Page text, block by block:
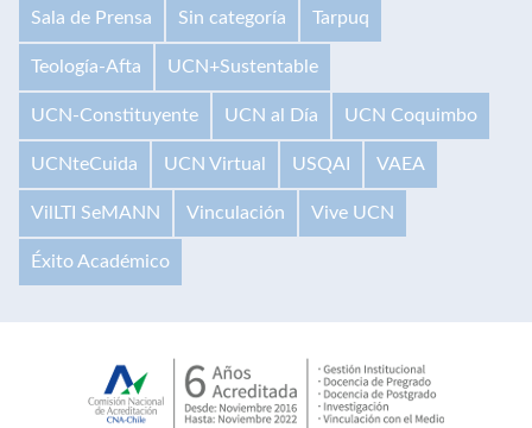
Sala de Prensa Sin categoría Tarpuq
Teología-Afta UCN+Sustentable
UCN-Constituyente UCN al Día UCN Coquimbo
UCNteCuida UCN Virtual USQAI VAEA
VilLTI SeMANN Vinculación Vive UCN
Éxito Académico